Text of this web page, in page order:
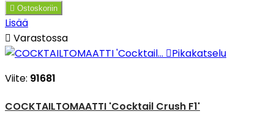
 Ostoskoriin
Lisää
 Varastossa
Pikakatselu
Viite: 91681
COCKTAILTOMAATTI 'Cocktail Crush F1'